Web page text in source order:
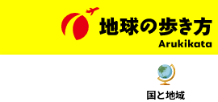
国と地域